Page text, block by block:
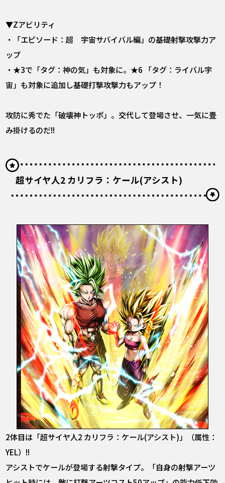
▼Zアビリティ
・「エピソード：超 宇宙サバイバル編」の基礎射撃攻撃力ア
ップ
・★3で「タグ：神の気」も対象に。★6 「タグ：ライバル宇
宙」も対象に追加し基礎打撃攻撃力もアップ！
攻防に秀でた「破壊神トッポ」。交代して登場させ、一気に畳
み掛けるのだ!!
超サイヤ人2 カリフラ：ケール(アシスト)
2体目は「超サイヤ人2 カリフラ：ケール(アシスト)」（属性：
YEL）!!
アシストでケールが登場する射撃タイプ。「自身の射撃アーツ